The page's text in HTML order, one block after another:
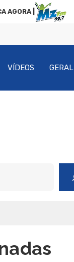
AGORA |
VÍDEOS GERAL